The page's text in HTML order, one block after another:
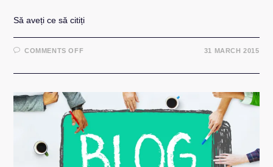
Să aveți ce să citiți
COMMENTS OFFON
PE
RECOMAND
–
30.03.2015
31 MARCH 2015